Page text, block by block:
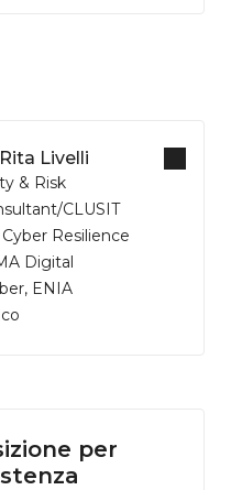
Livelli
& Risk
CLUSIT
Resilience
Digital
ENIA
per